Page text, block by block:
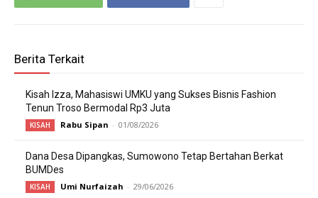
Berita Terkait
Kisah Izza, Mahasiswi UMKU yang Sukses Bisnis Fashion
Tenun Troso Bermodal Rp3 Juta
KISAH Rabu Sipan - 01/08/2026
Dana Desa Dipangkas, Sumowono Tetap Bertahan Berkat
BUMDes
KISAH Umi Nurfaizah - 29/06/2026